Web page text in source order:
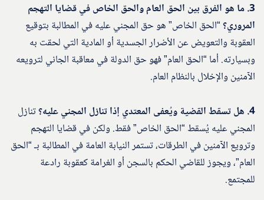
3. ما هو الفرق بين الحق العام والحق الخاص في قضايا التهجم
المروري؟“الحق الخاص” هو حق المجني عليه في المطالبة بتوقيع
العقوبة والتعويض عن الأضرار الجسدية أو المادية التي لحقت به
وبسيارته. أما “الحق العام” فهو حق الدولة في معاقبة الجاني لترويعه
الآمنين والإخلال بالنظام العام.
4. هل تسقط القضية ويُعفى المعتدي إذا تنازل المجني عليه؟
تنازل
المجني عليه يُسقط “الحق الخاص” فقط. ولكن في قضايا التهجم
وترويع الآمنين في الطرقات، تستمر النيابة العامة في المطالبة بـ “الحق
العام”، ويجوز للقاضي الحكم بالسجن أو الغرامة كعقوبة رادعة
للمجتمع.